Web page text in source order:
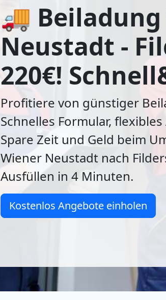
🚚
Neustadt -
220€!
Profitiere von günstiger
Schnelles Formular,
Spare Zeit und Geld beim
Wiener Neustadt nach
Ausfüllen in 4 Minuten.
Kostenlos Angebote einholen